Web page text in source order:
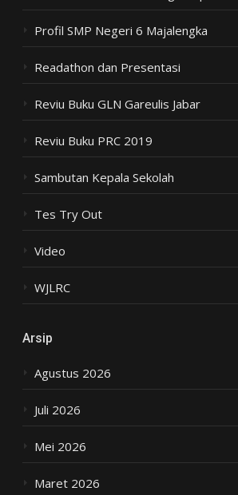
Profil SMP Negeri 6 Majalengka
Readathon dan Presentasi
Reviu Buku GLN Gareulis Jabar
Reviu Buku PRC 2019
Sambutan Kepala Sekolah
Tes Try Out
Video
WJLRC
Arsip
Agustus 2026
Juli 2026
Mei 2026
Maret 2026